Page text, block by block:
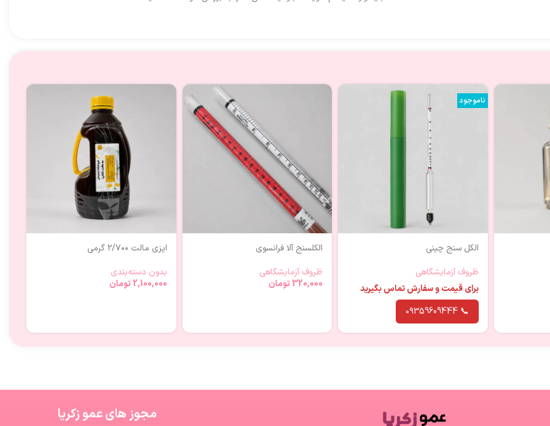
ناموجود
الکل سنج چینی
ظروف آزمایشگاهی
برای قیمت و سفارش تماس بگیرید
📞 ۰۹۳59609444
الکلسنج آلا فرانسوی
ظروف آزمایشگاهی
320,000 تومان
ایزی مالت ۲/۷۰۰ گرمی
بدون دسته‌بندی
2,100,000 تومان
مجوز های عمو زکریا